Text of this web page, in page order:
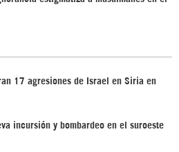
17 agresiones de Israel en Siria en
incursión y bombardeo en el suroeste